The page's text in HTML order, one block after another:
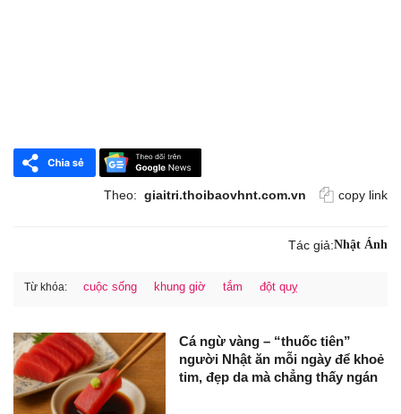
Theo: giaitri.thoibaovhnt.com.vn copy link
Tác giả:Nhật Ánh
Từ khóa: cuộc sống khung giờ tắm đột quỵ
Cá ngừ vàng – “thuốc tiên”
người Nhật ăn mỗi ngày để khoẻ
tim, đẹp da mà chẳng thấy ngán